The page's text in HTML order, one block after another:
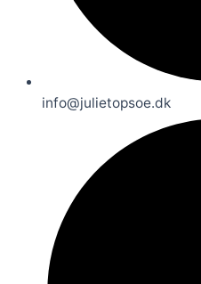
info@julietopsoe.dk